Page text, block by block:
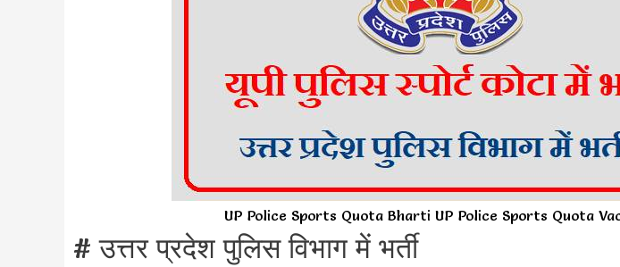
UP Police Sports Quota Bharti UP Police Sports Quota
# उत्तर प्रदेश पुलिस विभाग में भर्ती